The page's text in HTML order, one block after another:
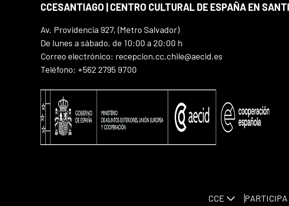
CCESANTIAGO | CENTRO CULTURAL DE ESPAÑA EN
Av. Providencia 927, (Metro Salvador)
De lunes a sábado, de 10:00 a 20:00 h
Correo electrónico: recepcion.cc.chile@aecid.es
Teléfono: +562 2795 9700
CCE PARTICIPA